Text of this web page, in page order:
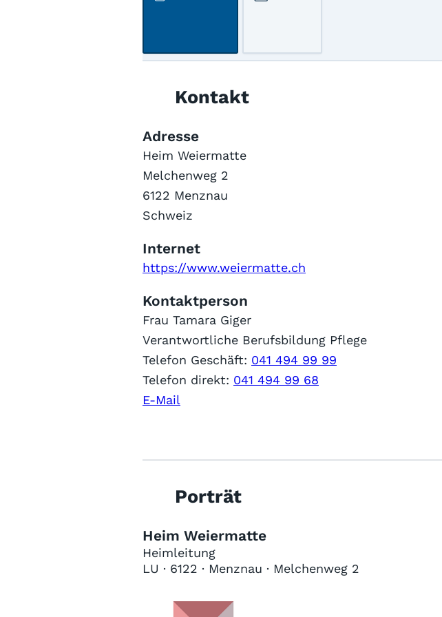
Kontakt
Adresse
Heim Weiermatte
Melchenweg 2
6122 Menznau
Schweiz
Internet
https://www.weiermatte.ch
Kontaktperson
Frau Tamara Giger
Verantwortliche Berufsbildung Pflege
Telefon Geschäft: 041 494 99 99
Telefon direkt: 041 494 99 68
E-Mail
Porträt
Heim Weiermatte
Heimleitung
LU · 6122 · Menznau · Melchenweg 2